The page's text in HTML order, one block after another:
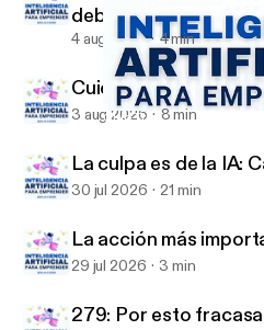
Club Triunfers Gratis para
deberías copiar)
4 aug 2026 4 min
Cuidado con la IA si
3 aug 2026 8 min
La culpa es de la IA:
30 jul 2026 21 min
La acción más
29 jul 2026 3 min
279: Por esto